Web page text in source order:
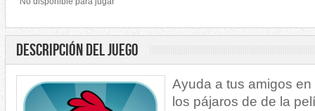
DESCRIPCIÓN DEL JUEGO
Ayuda a tus amigos
los pájaros de de la